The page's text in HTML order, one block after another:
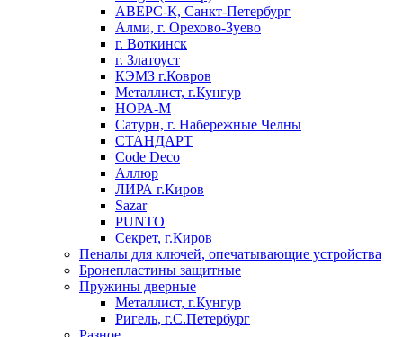
АВЕРС-К, Санкт-Петербург
Алми, г. Орехово-Зуево
г. Воткинск
г. Златоуст
КЭМЗ г.Ковров
Металлист, г.Кунгур
НОРА-М
Сатурн, г. Набережные Челны
СТАНДАРТ
Code Deco
Аллюр
ЛИРА г.Киров
Sazar
PUNTO
Секрет, г.Киров
Пеналы для ключей, опечатывающие устройства
Бронепластины защитные
Пружины дверные
Металлист, г.Кунгур
Ригель, г.С.Петербург